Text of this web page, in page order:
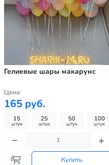
Гелиевые шары макарунс
Цена:
165 руб.
15
штук
25
штук
50
штук
100
штук
Купить